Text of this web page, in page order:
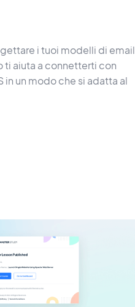
i tuoi modelli di email
ti aiuta a connetterti con
un modo che si adatta al